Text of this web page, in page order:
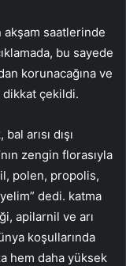
akşam saatlerinde
bu sayede
korunacağına ve
çekildi.
arısı dışı
zengin florasıyla
polen, propolis,
dedi. katma
apilarnil ve arı
koşullarında
hem daha yüksek